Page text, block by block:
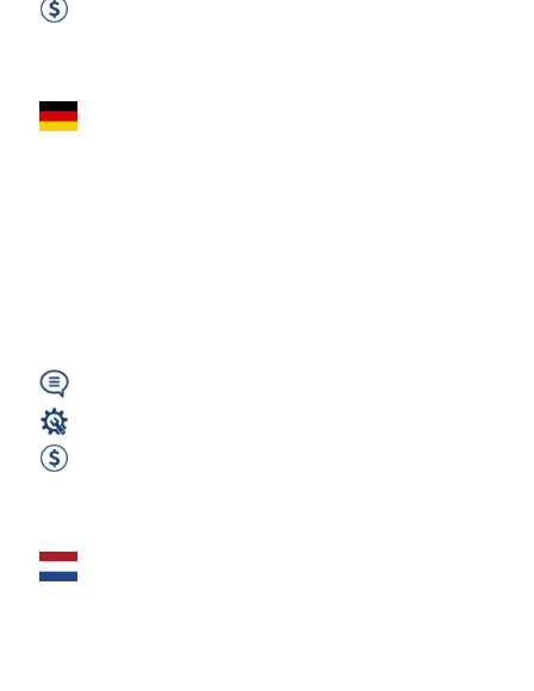
Spawacz MAG –
Monter Podwozi –